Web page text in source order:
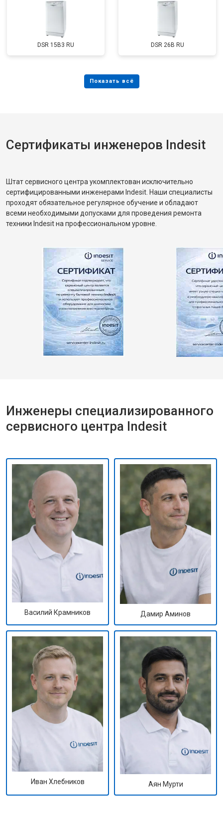
DSR 15B3 RU DSR 26B RU
Сертификаты инженеров Indesit
Штат сервисного центра укомплектован исключительно
сертифицированными инженерами Indesit. Наши специалисты
проходят обязательное регулярное обучение и обладают
всеми необходимыми допусками для проведения ремонта
техники Indesit на профессиональном уровне.
Инженеры специализированного
сервисного центра Indesit
Василий Крамников Дамир Аминов
Иван Хлебников Аян Мурти